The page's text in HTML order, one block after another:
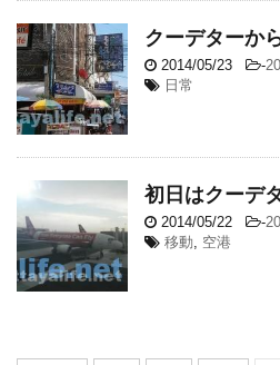
クーデターか
2014/05/23 -
日常
初日はクーデ
2014/05/22 -
移動, 空港